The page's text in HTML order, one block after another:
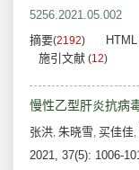
5256.2021.05.002
摘要(2192) HTML
施引文献 (12)
慢性乙型肝炎抗病
张洪, 朱晓雪, 买佳佳,
2021, 37(5): 1006-